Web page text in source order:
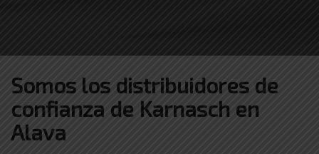
Somos los distribuidores de
confianza de Karnasch en
Alava